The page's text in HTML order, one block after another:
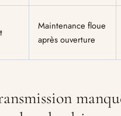
Maintenance floue
après ouverture